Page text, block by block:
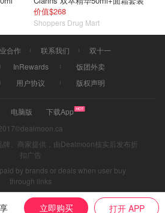
价值$268
Shoppers Drug Mart
立即购买 打开 APP
合作 联系我们
双十一
InRewards
饭团外卖
用户协议 版权声明
电脑版
下载App
牌、商家提供，由Dealmoon核实后发布折
扣广告
by brands or deals when user buy
through links